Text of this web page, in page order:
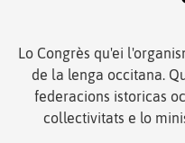
Lo Congrès qu'ei
de la lenga occitana.
federacions istoricas
collectivitats e lo